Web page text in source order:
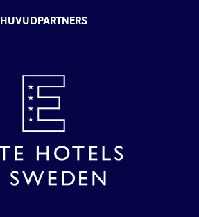
HUVUDPARTNERS